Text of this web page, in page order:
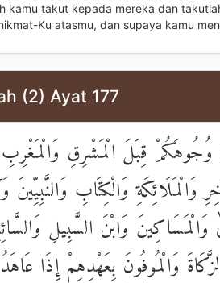
kamu takut kepada mereka dan
Ku atasmu, dan supaya kamu
(2) Ayat 177
وُجُوهَكُمْ قِبَلَ الْمَشْرِقِ
وَالْمَلَائِكَةِ وَالْكِتَابِ
وَالْمَسَاكِينَ وَابْنَ السَّبِيلِ
وَالْمُوفُونَ بِعَهْدِهِمْ إِذَا